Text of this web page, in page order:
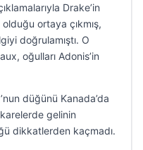
Drake’in
ortaya çıkmış,
doğrulamıştı. O
oğulları Adonis’in
düğünü Kanada’da
gelinin
dikkatlerden kaçmadı.